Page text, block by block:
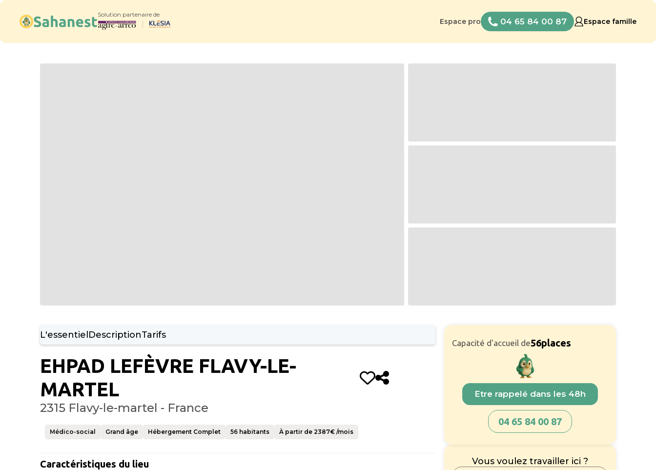
Solution partenaire de
Espace pro 04 65 84 00 87 Espace famille
L'essentielDescriptionTarifs
EHPAD LEFÈVRE FLAVY-LE-
MARTEL
2315 Flavy-le-martel - France
Médico-social Grand âge Hébergement Complet 56 habitants À partir de 2387€ /mois
Caractéristiques du lieu
Capacité d'accueil de56places
Etre rappelé dans les 48h
04 65 84 00 87
Vous voulez travailler ici ?